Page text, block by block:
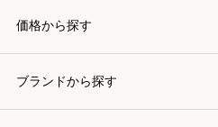
価格から探す
ブランドから探す